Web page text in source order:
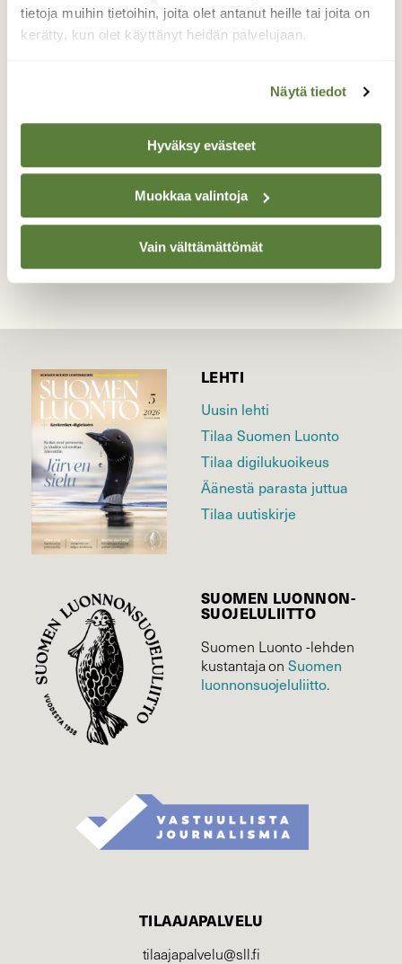
tietoja muihin tietoihin, joita olet antanut heille tai joita on
kerätty, kun olet käyttänyt heidän palvelujaan.
Näytä tiedot
Hyväksy evästeet
Muokkaa valintoja
Vain välttämättömät
Sinitiainen
kavereitakin mukana.
Valokuvaaja: Reijo Juurinen, Veikkola Syyskuu
TAKAISIN LISTAAN
LEHTI
Uusin lehti
Tilaa Suomen Luonto
Tilaa digilukuoikeus
Äänestä parasta juttua
Tilaa uutiskirje
SUOMEN LUONNON­
SUOJELU­LIITTO
Suomen Luonto -lehden
kustantaja onSuomen
luonnonsuojelu­liitto.
TILAAJAPALVELU
tilaajapalvelu@sll.fi